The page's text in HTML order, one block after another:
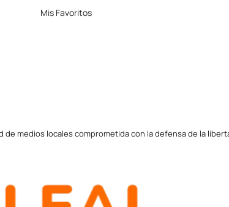
Mis Favoritos
medios locales comprometida con la defensa de la